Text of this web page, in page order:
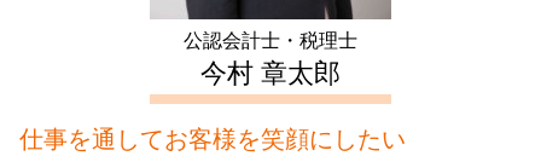
生前対策 中野区 税理士
不動産 確定申告 中野区 相談
公認会計士・税理士
今村 章太郎
仕事を通してお客様を笑顔にしたい